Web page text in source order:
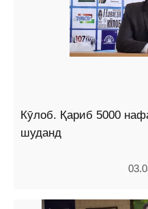
Кӯлоб. Қариб 5000
шуданд